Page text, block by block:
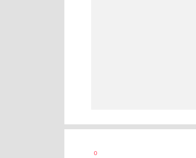
AUTOR
0